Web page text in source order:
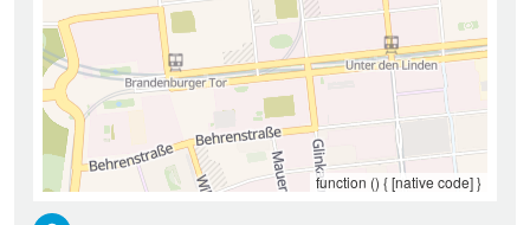
function () { [native code] }